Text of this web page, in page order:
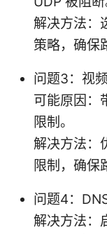
解决方法：
策略，确保
问题3：视
可能原因：
限制。
解决方法：
限制，确保
问题4：
解决方法：